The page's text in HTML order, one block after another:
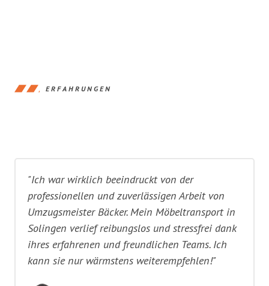
ERFAHRUNGEN
"Ich war wirklich beeindruckt von der
professionellen und zuverlässigen Arbeit von
Umzugsmeister Bäcker. Mein Möbeltransport in
Solingen verlief reibungslos und stressfrei dank
ihres erfahrenen und freundlichen Teams. Ich
kann sie nur wärmstens weiterempfehlen!"